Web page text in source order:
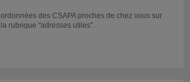
des CSAPA proches de chez vous sur
rubrique "adresses utiles".